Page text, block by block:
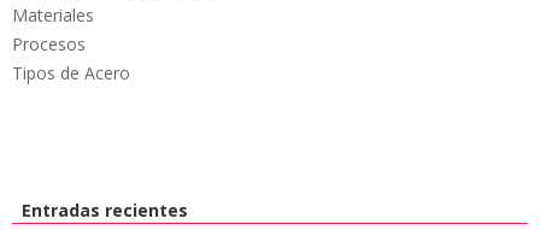
Materiales
Procesos
Tipos de Acero
Entradas recientes